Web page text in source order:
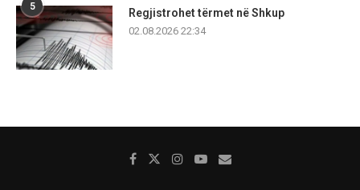
5
Regjistrohet tërmet në Shkup
02.08.2026 22:34